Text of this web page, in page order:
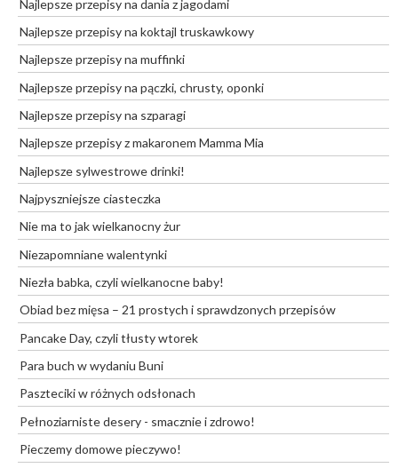
Najlepsze przepisy na dania z jagodami
Najlepsze przepisy na koktajl truskawkowy
Najlepsze przepisy na muffinki
Najlepsze przepisy na pączki, chrusty, oponki
Najlepsze przepisy na szparagi
Najlepsze przepisy z makaronem Mamma Mia
Najlepsze sylwestrowe drinki!
Najpyszniejsze ciasteczka
Nie ma to jak wielkanocny żur
Niezapomniane walentynki
Niezła babka, czyli wielkanocne baby!
Obiad bez mięsa – 21 prostych i sprawdzonych przepisów
Pancake Day, czyli tłusty wtorek
Para buch w wydaniu Buni
Paszteciki w różnych odsłonach
Pełnoziarniste desery - smacznie i zdrowo!
Pieczemy domowe pieczywo!